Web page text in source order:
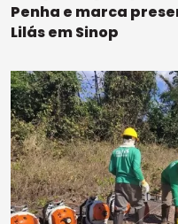
Penha e marca
Lilás em Sinop